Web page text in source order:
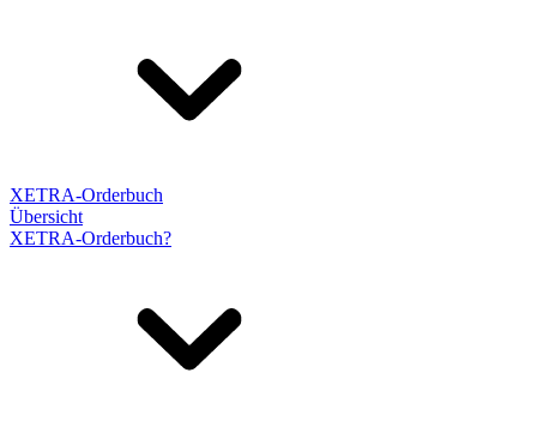
XETRA-Orderbuch
Übersicht
XETRA-Orderbuch?